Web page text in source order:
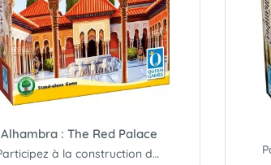
Alhambra : The Red Palace
Participez à la construction du plus beau palais...